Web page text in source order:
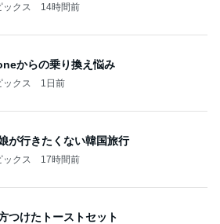
クス 14時間前
からの乗り換え悩み
クス 1日前
が行きたくない韓国旅行
クス 17時間前
つけたトーストセット